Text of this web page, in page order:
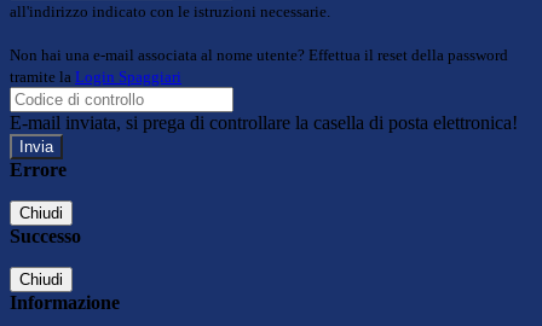
all'indirizzo indicato con le istruzioni necessarie.
Non hai una e-mail associata al nome utente? Effettua il reset della password
tramite la Login Spaggiari
E-mail inviata, si prega di controllare la casella di posta elettronica!
Errore
Chiudi
Successo
Chiudi
Informazione